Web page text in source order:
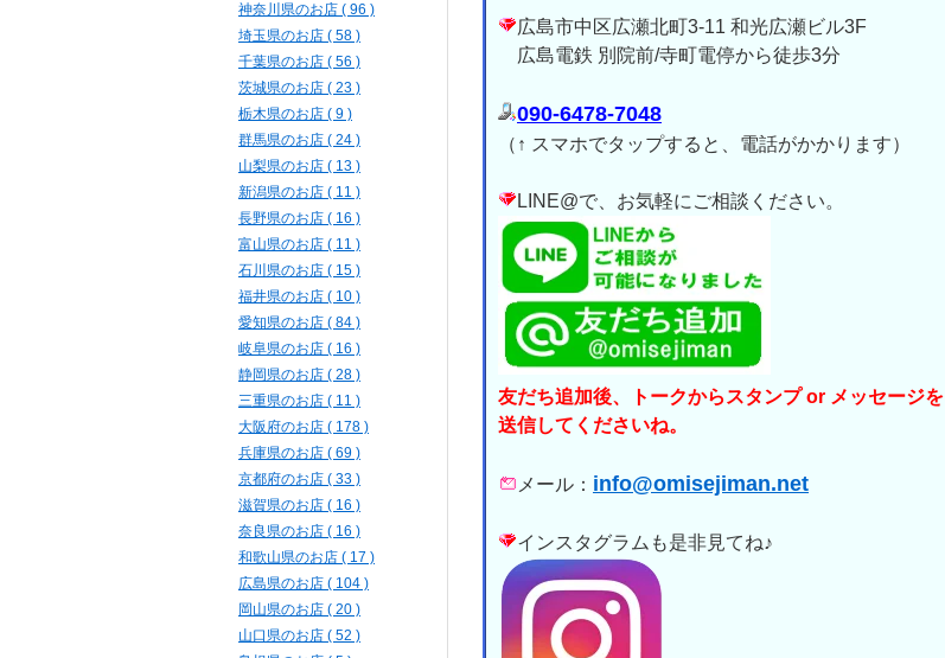
広島市中区広瀬北町3-11 和光広瀬ビル3F
広島電鉄 別院前/寺町電停から徒歩3分
090-6478-7048
（↑ スマホでタップすると、電話がかかります）
LINE@で、お気軽にご相談ください。
友だち追加後、トークからスタンプ or メッセージを
送信してくださいね。
メール： info@omisejiman.net
インスタグラムも是非見てね♪
神奈川県のお店 ( 96 )
埼玉県のお店 ( 58 )
千葉県のお店 ( 56 )
茨城県のお店 ( 23 )
栃木県のお店 ( 9 )
群馬県のお店 ( 24 )
山梨県のお店 ( 13 )
新潟県のお店 ( 11 )
長野県のお店 ( 16 )
富山県のお店 ( 11 )
石川県のお店 ( 15 )
福井県のお店 ( 10 )
愛知県のお店 ( 84 )
岐阜県のお店 ( 16 )
静岡県のお店 ( 28 )
三重県のお店 ( 11 )
大阪府のお店 ( 178 )
兵庫県のお店 ( 69 )
京都府のお店 ( 33 )
滋賀県のお店 ( 16 )
奈良県のお店 ( 16 )
和歌山県のお店 ( 17 )
広島県のお店 ( 104 )
岡山県のお店 ( 20 )
山口県のお店 ( 52 )